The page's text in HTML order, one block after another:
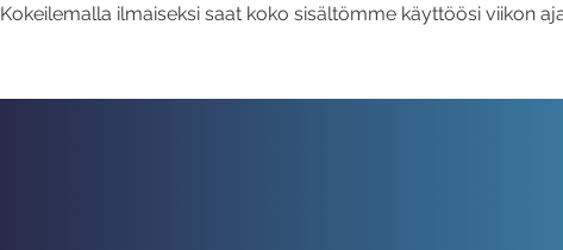
Kokeilemalla ilmaiseksi saat koko sisältömme käyttöösi viikon